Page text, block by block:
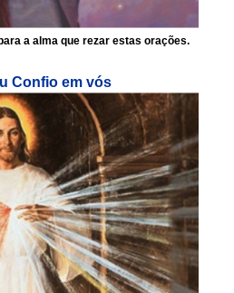
a alma que rezar estas orações.
Confio em vós